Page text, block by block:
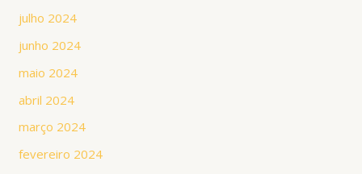
julho 2024
junho 2024
maio 2024
abril 2024
março 2024
fevereiro 2024